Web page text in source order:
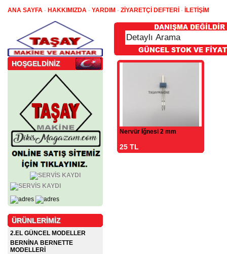
ANA SAYFA - HAKKIMIZDA - YARDIM - ZİYARETÇİ DEFTERİ - İLETİŞİM
HOŞGELDİNİZ
ÜRÜNLERİMİZ
2.EL GÜNCEL MODELLER
BERNİNA BERNETTE
MODELLERİ
Nervür İğnesi 2 mm
25 TL